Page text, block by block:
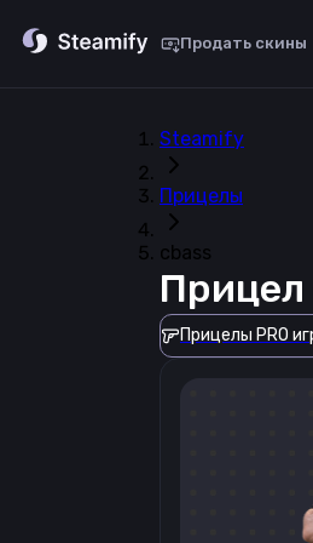
Продать скины
Steamify
Прицелы
cbass
Прицел
Прицелы PRO